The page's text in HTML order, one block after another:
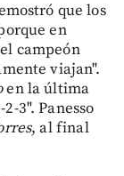
que los
en
campeón
viajan".
en la última
3". Panesso
, al final